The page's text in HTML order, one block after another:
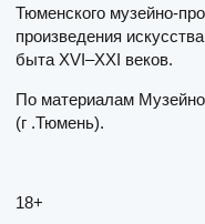
Тюменского музейно-
произведения
быта XVI–XXI веков.
По материалам
(г .Тюмень).
18+